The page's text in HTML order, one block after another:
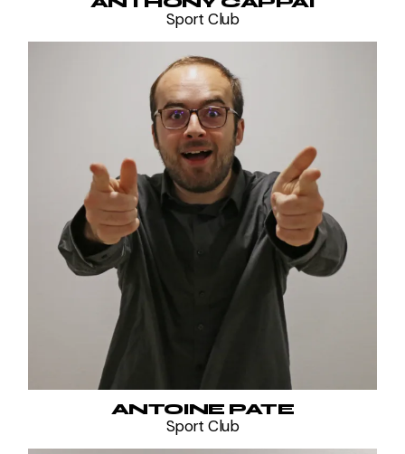
Sport Club
ANTOINE PATE
Sport Club